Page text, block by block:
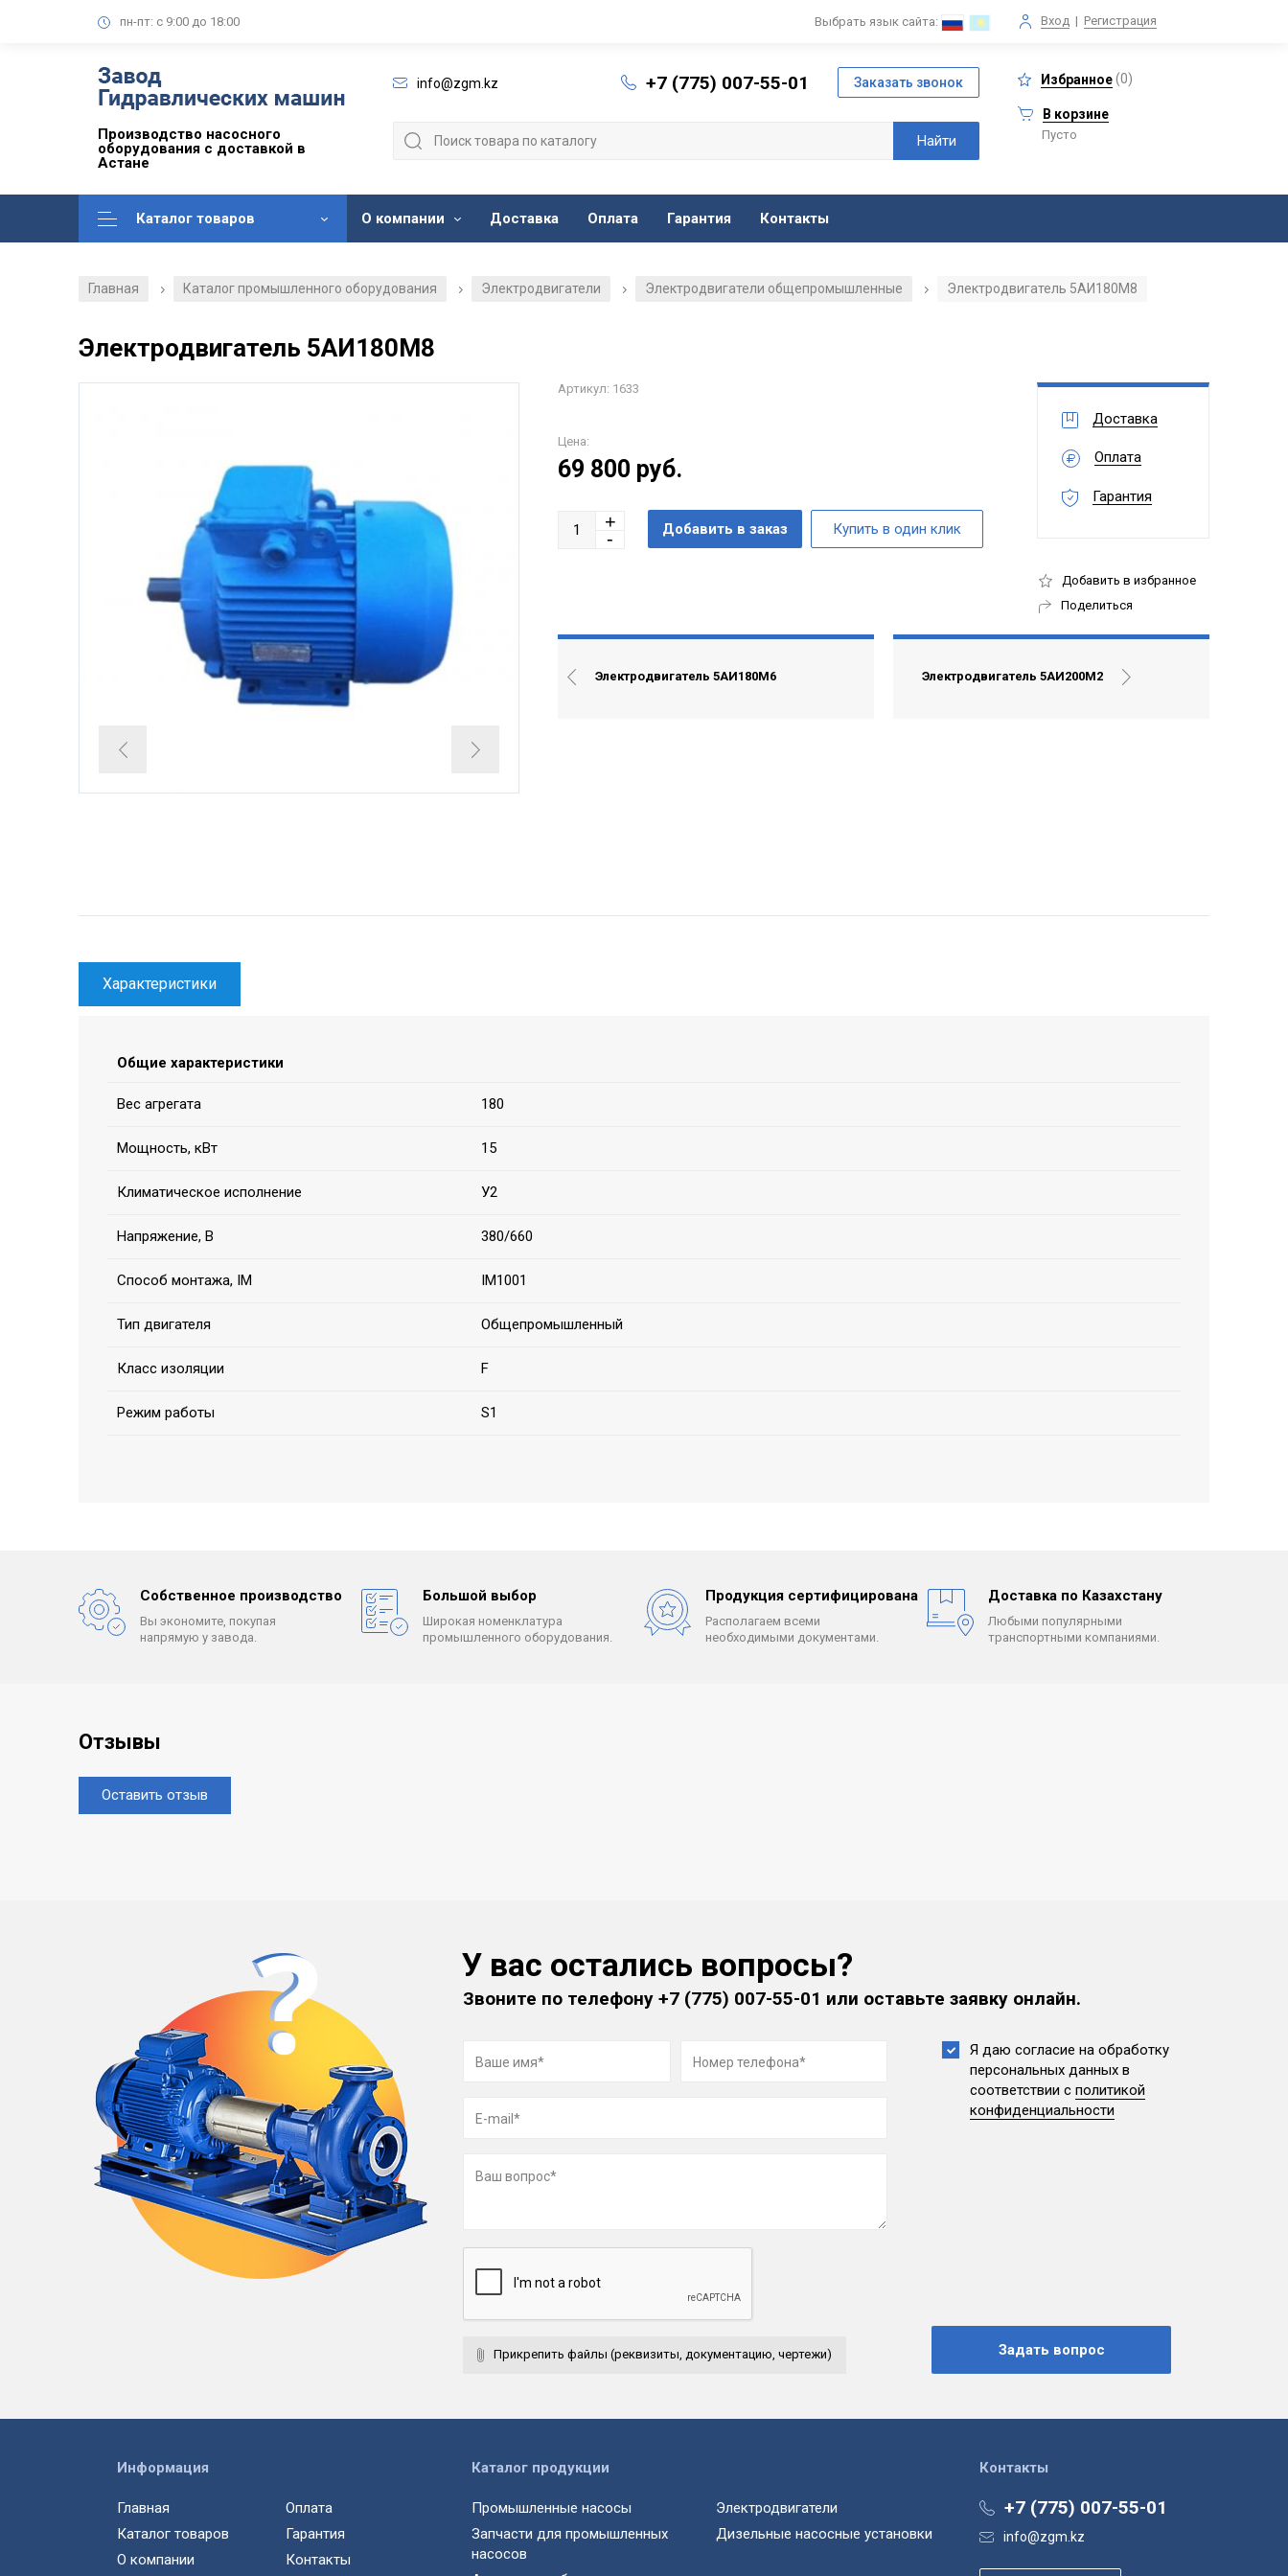
пн-пт: с 9:00 до 18:00 Вход | Регистрация
Выбрать язык сайта:
Производство насосного
оборудования с доставкой в
Астане
info@zgm.kz +7 (775) 007-55-01 Избранное(0)
В корзине
Пусто
Каталог товаров О компании Доставка Оплата Гарантия Контакты
Главная / Каталог промышленного оборудования / Электродвигатели / Электродвигатели общепромышленные / Электродвигатель 5АИ180М8
Электродвигатель 5АИ180М8
Артикул: 1633
Цена:
69 800 руб.
Доставка
Оплата
Гарантия
Добавить в избранное
Поделиться
Электродвигатель 5АИ180М6 Электродвигатель 5АИ200М2
Характеристики
Общие характеристики
Вес агрегата 180
Мощность, кВт 15
Климатическое исполнение У2
Напряжение, В 380/660
Способ монтажа, IM IM1001
Тип двигателя Общепромышленный
Класс изоляции F
Режим работы S1
Собственное производство
Вы экономите, покупая
напрямую у завода.
Большой выбор
Широкая номенклатура
промышленного оборудования.
Продукция сертифицирована
Располагаем всеми
необходимыми документами.
Доставка по Казахстану
Любыми популярными
транспортными компаниями.
Отзывы
Оставить отзыв
У вас остались вопросы?
Звоните по телефону+7 (775) 007-55-01 или оставьте заявку онлайн.
Прикрепить файлы (реквизиты, документацию, чертежи)
Я даю согласие на обработку
персональных данных в
соответствии с политикой
конфиденциальности
Контакты
+7 (775) 007-55-01
info@zgm.kz
Информация
Главная
Каталог товаров
О компании
Оплата
Гарантия
Контакты
Каталог продукции
Промышленные насосы
Запчасти для промышленных
насосов
Электродвигатели
Дизельные насосные установки